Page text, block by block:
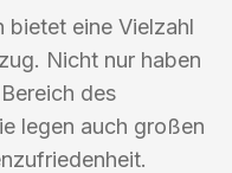
bietet eine Vielzahl
Nicht nur haben
des
legen auch großen